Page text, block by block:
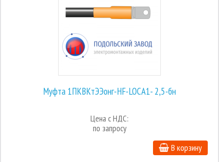
Муфта 1ПКВКтЭЭонг-HF-LOCA1- 2,5-бн
Цена с НДС:
по запросу
В корзину